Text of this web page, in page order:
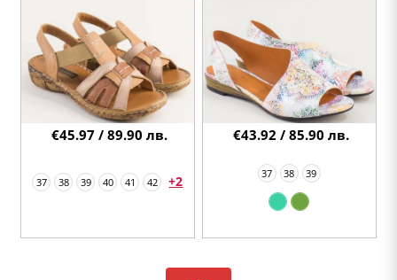
37 38 39 40 41 42 +2
€45.97 / 89.90 лв.
37 38 39
€43.92 / 85.90 лв.